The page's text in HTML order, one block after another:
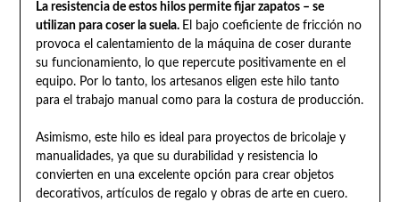
La resistencia de estos hilos permite fijar zapatos – se
utilizan para coser la suela. El bajo coeficiente de fricción no
provoca el calentamiento de la máquina de coser durante
su funcionamiento, lo que repercute positivamente en el
equipo. Por lo tanto, los artesanos eligen este hilo tanto
para el trabajo manual como para la costura de producción.
Asimismo, este hilo es ideal para proyectos de bricolaje y
manualidades, ya que su durabilidad y resistencia lo
convierten en una excelente opción para crear objetos
decorativos, artículos de regalo y obras de arte en cuero.